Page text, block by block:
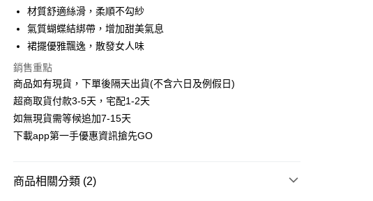
華南商業銀行
國泰世華商業銀行
臺灣中小企業銀行
匯豐（台灣）商業銀行
聯邦商業銀行
遠東國際商業銀行
玉山商業銀行
台新國際商業銀行
台灣樂天信用卡公司
合作金庫商業銀行
華南商業銀行
上海商業儲蓄銀行
臺灣中小企業銀行
匯豐（台灣）商業銀行
華泰商業銀行
聯邦商業銀行
元大商業銀行
台新國際商業銀行
超商取貨付款
LINE Pay
Apple Pay
悠遊付
AFTEE先享後付
【關於「AFTEE先享後付」】
AFTEE先享後付是「在收到商品之後才付款」的支付方式。 讓您購物簡單
ATM付款
材質舒適絲滑，柔順不勾紗
氣質蝴蝶結綁帶，增加甜美氣息
裙擺優雅飄逸，散發女人味
銷售重點
商品如有現貨，下單後隔天出貨(不含六日及例假日)
超商取貨付款3-5天，宅配1-2天
如無現貨需等候追加7-15天
下載app第一手優惠資訊搶先GO
商品相關分類 (2)